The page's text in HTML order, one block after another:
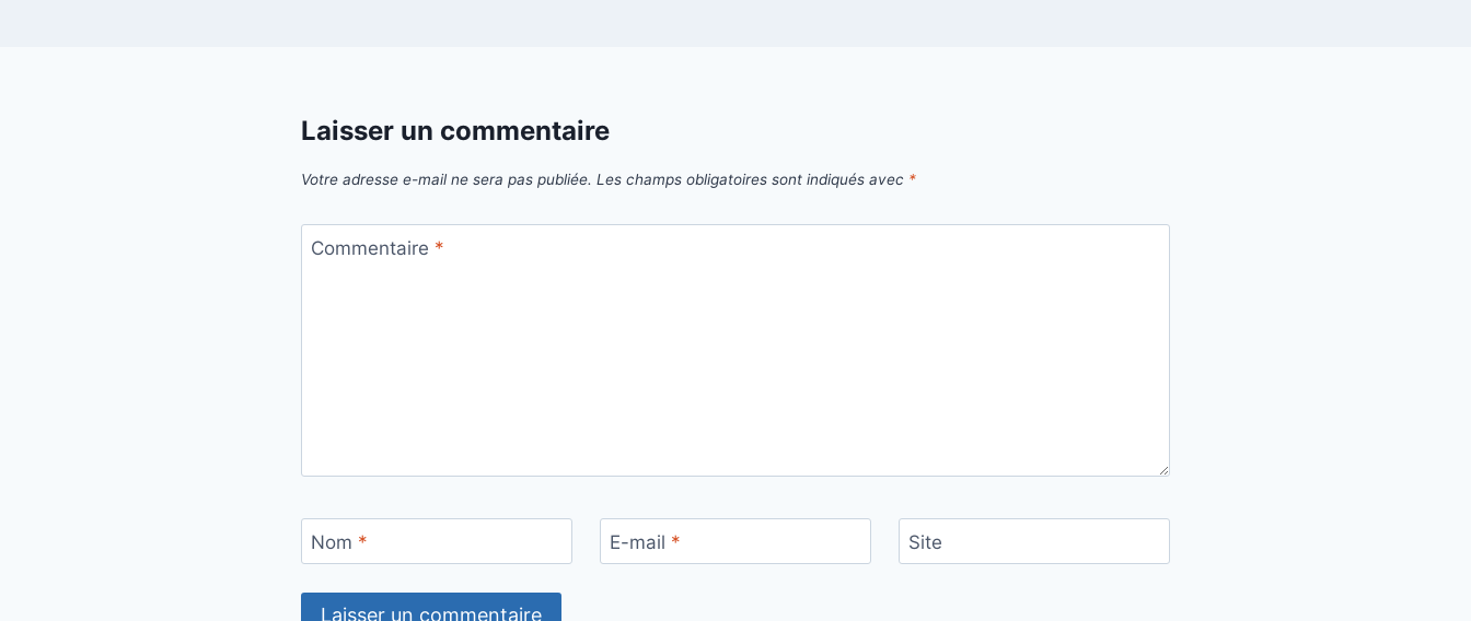
Laisser un commentaire
Votre adresse e-mail ne sera pas publiée. Les champs obligatoires sont indiqués avec *
Commentaire *
Nom * E-mail * Site